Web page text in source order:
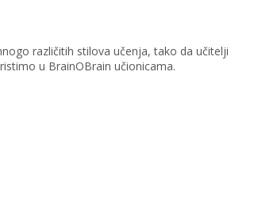
različitih stilova učenja, tako da učitelji
u BrainOBrain učionicama.